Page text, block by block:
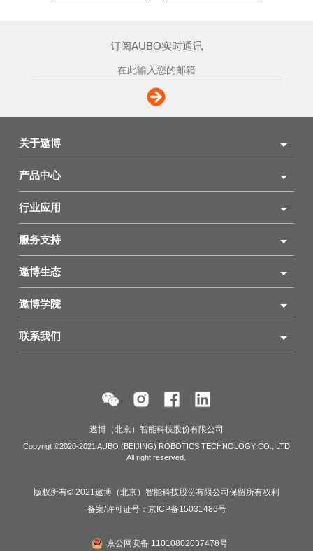
订阅AUBO实时通讯
关于遨博
产品中心
行业应用
服务支持
遨博生态
遨博学院
联系我们
遨博（北京）智能科技股份有限公司
Copyrigt ©2020-2021 AUBO (BEIJING) ROBOTICS TECHNOLOGY CO., LTD
All right reserved.
版权所有© 2021遨博（北京）智能科技股份有限公司保留所有权利
备案/许可证号： 京ICP备15031486号
京公网安备 11010802037478号